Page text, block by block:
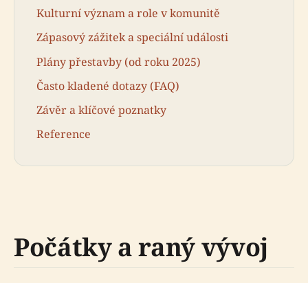
Kulturní význam a role v komunitě
Zápasový zážitek a speciální události
Plány přestavby (od roku 2025)
Často kladené dotazy (FAQ)
Závěr a klíčové poznatky
Reference
Počátky a raný vývoj